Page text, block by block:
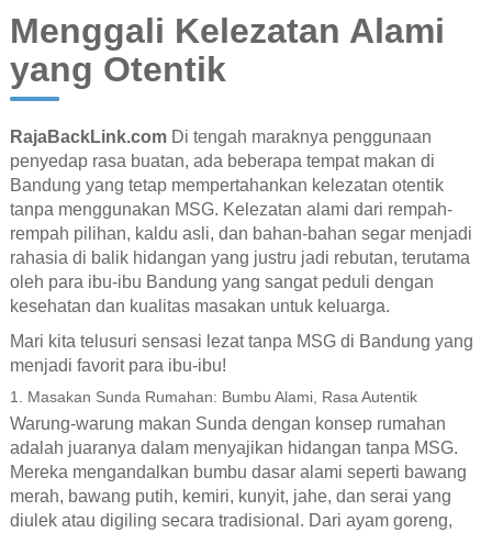
Menggali Kelezatan Alami
yang Otentik
RajaBackLink.comDi tengah maraknya penggunaan
penyedap rasa buatan, ada beberapa tempat makan di
Bandung yang tetap mempertahankan kelezatan otentik
tanpa menggunakan MSG. Kelezatan alami dari rempah-
rempah pilihan, kaldu asli, dan bahan-bahan segar menjadi
rahasia di balik hidangan yang justru jadi rebutan, terutama
oleh para ibu-ibu Bandung yang sangat peduli dengan
kesehatan dan kualitas masakan untuk keluarga.
Mari kita telusuri sensasi lezat tanpa MSG di Bandung yang
menjadi favorit para ibu-ibu!
1. Masakan Sunda Rumahan: Bumbu Alami, Rasa Autentik
Warung-warung makan Sunda dengan konsep rumahan
adalah juaranya dalam menyajikan hidangan tanpa MSG.
Mereka mengandalkan bumbu dasar alami seperti bawang
merah, bawang putih, kemiri, kunyit, jahe, dan serai yang
diulek atau digiling secara tradisional. Dari ayam goreng,